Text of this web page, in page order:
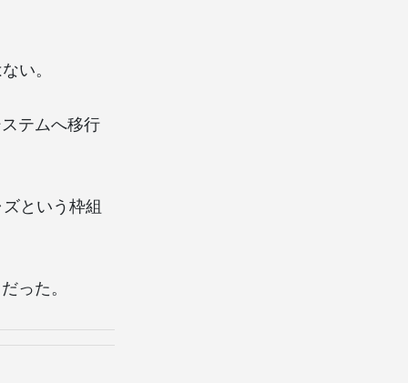
い。
テムへ移行
という枠組
った。